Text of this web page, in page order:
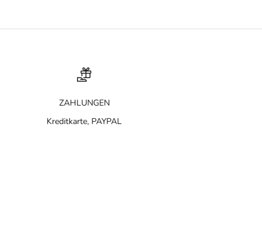
ZAHLUNGEN
Kreditkarte, PAYPAL